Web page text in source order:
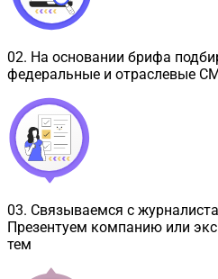
02. На основании брифа
федеральные и отраслевые
03. Связываемся с
Презентуем компанию или
тем